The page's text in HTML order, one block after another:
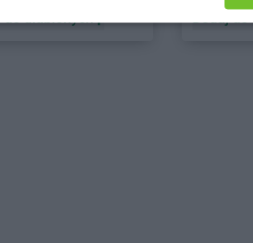
do ulubionych
Dodaj